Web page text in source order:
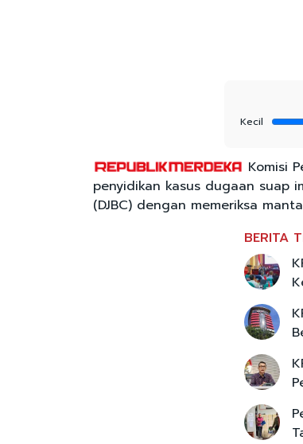
Kecil
Komisi
penyidikan kasus dugaan suap
(DJBC) dengan memeriksa
BERITA